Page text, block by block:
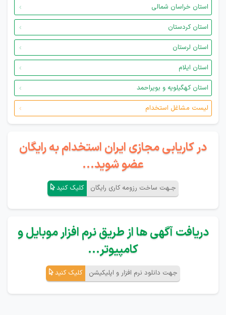
استان خراسان شمالی
استان کردستان
استان لرستان
استان ایلام
استان کهگیلویه و بویراحمد
لیست مشاغل استخدام
در کاریابی مجازی ایران استخدام به رایگان
عضو شوید...
جـهت ساخت رزومه کاری رایگان کلیک کنید
دریافت آگهی ها از طریق نرم افزار موبایل و
کامپیوتر...
جهت دانلود نرم افزار و اپلیکیشن کلیک کنید